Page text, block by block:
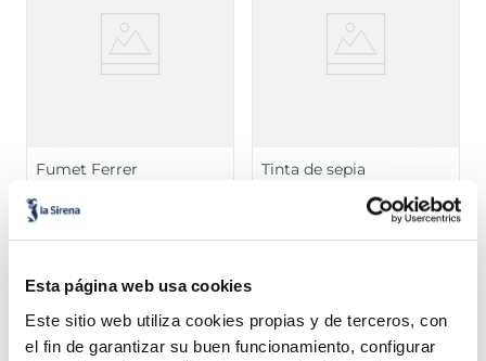
Esta página web usa cookies
Este sitio web utiliza cookies propias y de terceros, con
el fin de garantizar su buen funcionamiento, configurar
Fumet Ferrer
Añadir
Tinta de sepia